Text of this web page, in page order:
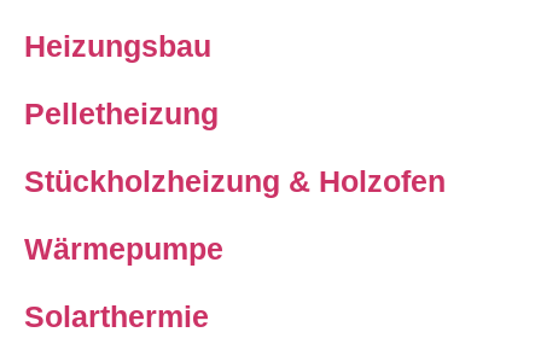
Heizungsbau
Pelletheizung
Stückholzheizung & Holzofen
Wärmepumpe
Solarthermie